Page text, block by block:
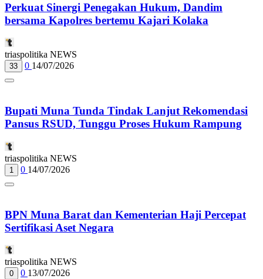
Perkuat Sinergi Penegakan Hukum, Dandim
bersama Kapolres bertemu Kajari Kolaka
triaspolitika NEWS
33 0 14/07/2026
Bupati Muna Tunda Tindak Lanjut Rekomendasi
Pansus RSUD, Tunggu Proses Hukum Rampung
triaspolitika NEWS
1 0 14/07/2026
BPN Muna Barat dan Kementerian Haji Percepat
Sertifikasi Aset Negara
triaspolitika NEWS
0 0 13/07/2026